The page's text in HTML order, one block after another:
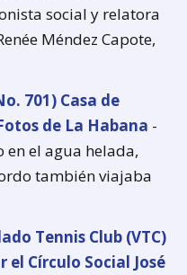
social y relatora
Méndez Capote,
701) Casa de
de La Habana -
en el agua helada,
también viajaba
Tennis Club (VTC)
el Círculo Social José